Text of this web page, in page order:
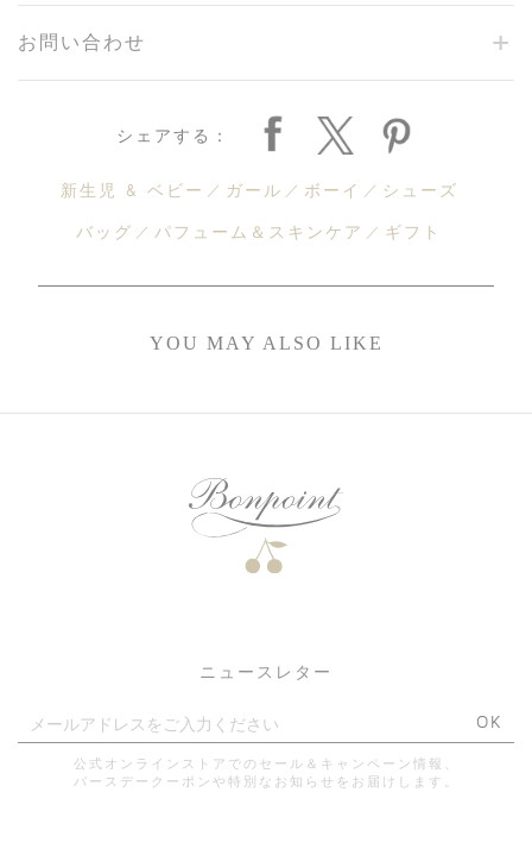
お問い合わせ
シェアする：
新生児 & ベビー ガール ボーイ シューズ
バッグ パフューム＆スキンケア ギフト
YOU MAY ALSO LIKE
ニュースレター
OK
公式オンラインストアでのセール＆キャンペーン情報、
バースデークーポンや特別なお知らせをお届けします。